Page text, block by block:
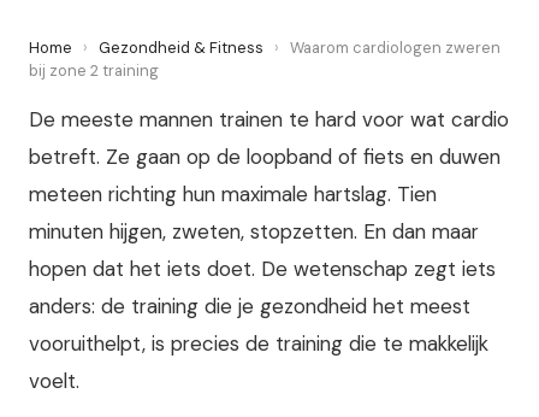
Home › Gezondheid & Fitness › Waarom cardiologen zweren
bij zone 2 training
De meeste mannen trainen te hard voor wat cardio
betreft. Ze gaan op de loopband of fiets en duwen
meteen richting hun maximale hartslag. Tien
minuten hijgen, zweten, stopzetten. En dan maar
hopen dat het iets doet. De wetenschap zegt iets
anders: de training die je gezondheid het meest
vooruithelpt, is precies de training die te makkelijk
voelt.